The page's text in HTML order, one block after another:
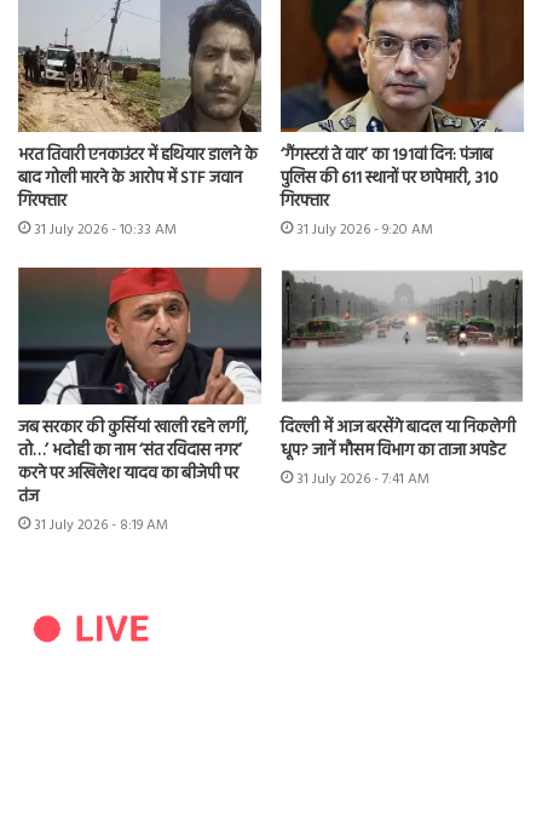
भरत तिवारी एनकाउंटर में हथियार डालने के
बाद गोली मारने के आरोप में STF जवान
गिरफ्तार
31 July 2026 - 10:33 AM
‘गैंगस्टरां ते वार’ का 191वां दिन: पंजाब
पुलिस की 611 स्थानों पर छापेमारी, 310
गिरफ्तार
31 July 2026 - 9:20 AM
जब सरकार की कुर्सियां खाली रहने लगीं,
तो…’ भदोही का नाम ‘संत रविदास नगर’
करने पर अखिलेश यादव का बीजेपी पर
तंज
31 July 2026 - 8:19 AM
दिल्ली में आज बरसेंगे बादल या निकलेगी
धूप? जानें मौसम विभाग का ताजा अपडेट
31 July 2026 - 7:41 AM